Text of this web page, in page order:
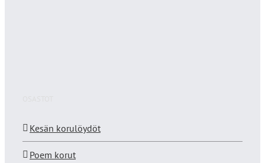
Kesän korulöydöt
Poem korut